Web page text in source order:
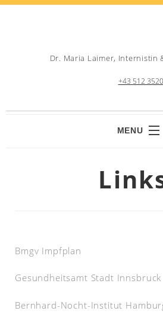
Dr. Maria Laimer, Internistin
+43 512
MENU
Bmgv Impfplan
Gesundheitsamt Stadt Innsbruck
Bernhard-Nocht-Institut